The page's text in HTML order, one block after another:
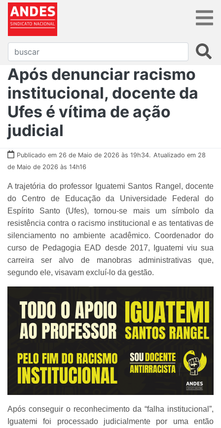
Após denunciar racismo
institucional, docente da
Ufes é vítima de ação
judicial
Publicado em 26 de Maio de 2026 às 19h34. Atualizado em 28
de Maio de 2026 às 14h16
A trajetória do professor Iguatemi Santos Rangel, docente
do Centro de Educação da Universidade Federal do
Espírito Santo (Ufes), tornou-se mais um símbolo da
resistência contra o racismo institucional e as tentativas de
silenciamento no ambiente acadêmico. Coordenador do
curso de Pedagogia EAD desde 2017, Iguatemi viu sua
carreira ser alvo de manobras administrativas que,
segundo ele, visavam excluí-lo da gestão.
Após conseguir o reconhecimento da “falha institucional”,
Iguatemi foi processado judicialmente por uma então